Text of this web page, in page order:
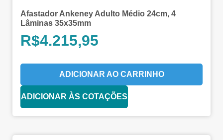
Afastador Ankeney Adulto Médio 24cm, 4
Lâminas 35x35mm
R$4.215,95
ADICIONAR AO CARRINHO
ADICIONAR ÀS COTAÇÕES